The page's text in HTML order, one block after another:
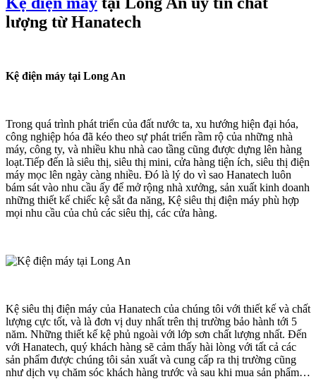
lượng từ Hanatech
Kệ điện máy tại Long An
Trong quá trình phát triển của đất nước ta, xu hướng hiện đại hóa,
công nghiệp hóa đã kéo theo sự phát triển rầm rộ của những nhà
máy, công ty, và nhiều khu nhà cao tầng cũng được dựng lên hàng
loạt.Tiếp đến là siêu thị, siêu thị mini, cửa hàng tiện ích, siêu thị điện
máy mọc lên ngày càng nhiều. Đó là lý do vì sao Hanatech luôn
bám sát vào nhu cầu ấy để mở rộng nhà xưởng, sản xuất kinh doanh
những thiết kế chiếc kệ sắt đa năng, Kệ siêu thị điện máy phù hợp
mọi nhu cầu của chủ các siêu thị, các cửa hàng.
Kệ siêu thị điện máy của Hanatech của chúng tôi với thiết kế và chất
lượng cực tốt, và là đơn vị duy nhất trên thị trường bảo hành tới 5
năm. Những thiết kế kệ phủ ngoài với lớp sơn chất lượng nhất. Đến
với Hanatech, quý khách hàng sẽ cảm thấy hài lòng với tất cả các
sản phẩm được chúng tôi sản xuất và cung cấp ra thị trường cũng
như dịch vụ chăm sóc khách hàng trước và sau khi mua sản phẩm…